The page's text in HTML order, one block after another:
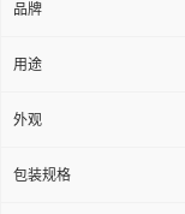
品牌
用途
外观
包装规格